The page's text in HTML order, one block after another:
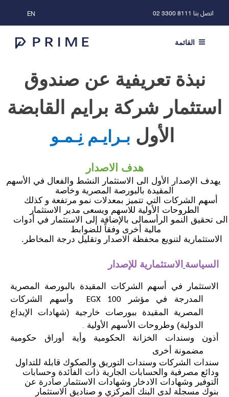
اتصل بنا 8111 3300 02
EN
القائمة
نبذة تعريفية عن صندوق
استثمار شركة برايم القابضة
الأول
هدف الاصدار
يهدف الإصدار الأول الى الاستثمار النشط والفعال في الأسهم
المقيدة بالبورصة المصرية وخاصة
أسهم الشركات التي تتميز بمعدلات نمو مرتفعة و كذلك
الطروحات الأولية للاسهم ويسعى مدير الاستثمار
تحقيق النمو الرأسمالى بالإضافة إلى الاستثمار في أدوات
مالية أخرى وفقاً للضوابط
الاستثمارية لتنويع محفظة الاصدار وتقليل درجة المخاطر.
السياسة الاستثمارية للإصدار
الاستثمار في أسهم الشركات المقيدة بالبورصة المصرية
المدرجة في مؤشر EGX 100 وأسهم
الشركات
المصرية المقيدة ببورصات خارجية (شهادات الإيداع
الدولية) وطروحات الأسهم الأولية .
أذون وسندات الخزانة الحكومية وأية أوراق حكومية
مضمونة أخرى
سندات الشركات وسندات التوريق والصكوك قابلة للتداول
ودائع مصرفية والحسابات الجارية ذات الفائدة وحسابات
التوفير وشهادات الادخار وشهادات الاستثمار صادرة عن
بنوك مسجلة لدى البنك المركزي و صناديق الاستثمار